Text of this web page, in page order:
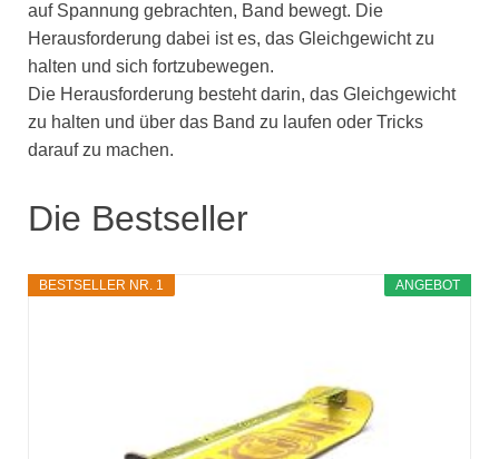
auf Spannung gebrachten, Band bewegt. Die
Herausforderung dabei ist es, das Gleichgewicht zu
halten und sich fortzubewegen.
Die Herausforderung besteht darin, das Gleichgewicht
zu halten und über das Band zu laufen oder Tricks
darauf zu machen.
Die Bestseller
ANGEBOT
BESTSELLER NR. 1